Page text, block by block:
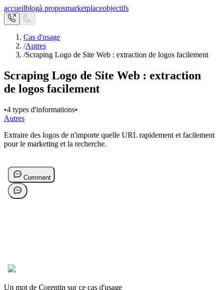
accueilblogà proposmarketplaceobjectifs
Cas d'usage
/Autres
/Scraping Logo de Site Web : extraction de logos facilement
Scraping Logo de Site Web : extraction
de logos facilement
•4 types d'informations•
Autres
Extraire des logos de n'importe quelle URL rapidement et facilement
pour le marketing et la recherche.
Un mot de Corentin sur ce cas d'usage